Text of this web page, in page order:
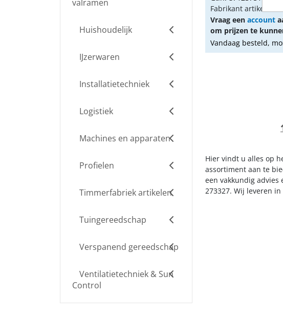
valramen
Huishoudelijk
IJzerwaren
Installatietechniek
Logistiek
Machines en apparaten
Profielen
Timmerfabriek artikelen
Tuingereedschap
Verspanend gereedschap
Ventilatietechniek & Sun
Control
Fabrikant artikel
Vraag een account
om prijzen te
Vandaag besteld,
Hier vindt u alles op
assortiment aan te
een vakkundig
273327. Wij leveren